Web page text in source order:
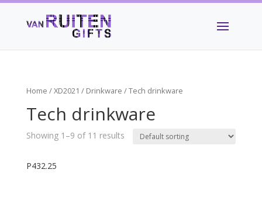
Home /XD2021 / Drinkware / Tech drinkware
Tech drinkware
Showing 1–9 of 11 results
P432.25